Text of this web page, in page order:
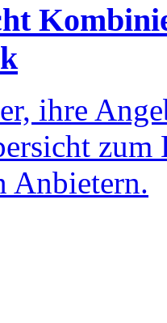
ihre
zum
Anbietern.